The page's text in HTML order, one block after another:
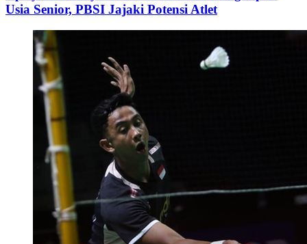
Usia Senior, PBSI Jajaki Potensi Atlet